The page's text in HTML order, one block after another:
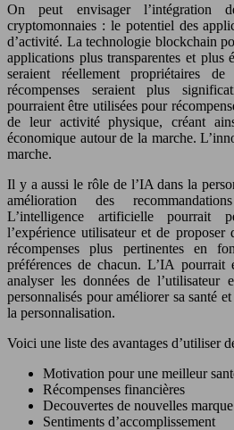
On peut envisager l’intégration
cryptomonnaies : le potentiel des
d’activité. La technologie blockchain
applications plus transparentes et plus
seraient réellement propriétaires
récompenses seraient plus
pourraient être utilisées pour
de leur activité physique, créant
économique autour de la marche.
marche.
Il y a aussi le rôle de l’IA dans la
amélioration des
L’intelligence artificielle pourrait
l’expérience utilisateur et de proposer
récompenses plus pertinentes en
préférences de chacun. L’IA pourrait
analyser les données de l’utilisateur
personnalisés pour améliorer sa santé
la personnalisation.
Voici une liste des avantages d’utiliser
Motivation pour une meilleur
Récompenses financières
Decouvertes de nouvelles marque
Sentiments d’accomplissement